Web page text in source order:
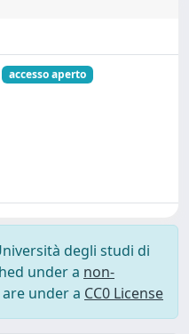
accesso aperto
degli studi di
under a non-
under a CC0 License